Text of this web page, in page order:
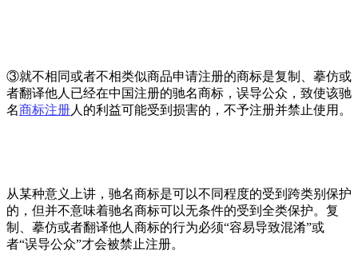
③就不相同或者不相类似商品申请注册的商标是复制、摹仿或
者翻译他人已经在中国注册的驰名商标，误导公众，致使该驰
名商标注册人的利益可能受到损害的，不予注册并禁止使用。
从某种意义上讲，驰名商标是可以不同程度的受到跨类别保护
的，但并不意味着驰名商标可以无条件的受到全类保护。复
制、摹仿或者翻译他人商标的行为必须“容易导致混淆”或
者“误导公众”才会被禁止注册。